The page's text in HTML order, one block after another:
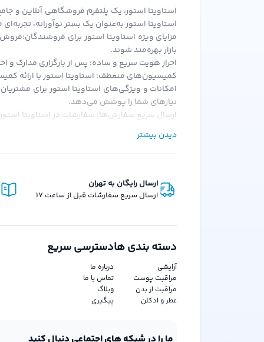
کالای کارکرده
طلا و نقره
استاویتا استور، یک پلتفرم فروشگاهی آنلاین و
استاویتا استور به‌عنوان یک بستر نوآورانه،
مزایای ویژه استاویتا استور برای
بازار بهره‌مند شوند.
احراز هویت سریع و ساده: پس از بارگزاری مدارک و
کمیسیون‌های منعطف: استاویتا استور با ارائه
امکانات و ویژگی‌های استاویتا استور برای
نیازهای شما را پوشش می‌دهد.
ارسال سریع سفارش‌ها: سفارشات در استاویتا
هدیه در کیف پول: با هر خرید از استاویتا
رویکرد استاویتا استور:استاویتا استور با هدف
دیدن بیشتر
ارسال رایگان به تهران
ارسال سریع سفارشات قبل از ساعت 17
دسته بندی ها
آرایشی
مراقبت پوست
مراقبت از بدن
عطر و ادکلن
دسترسی سریع
درباره ما
تماس با ما
وبلاگ
پیگیری